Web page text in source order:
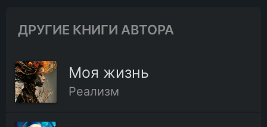
ДРУГИЕ КНИГИ АВТОРА
Моя жизнь
Реализм